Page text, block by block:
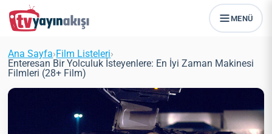
MENÜ
Ana Sayfa›Film Listeleri›
Enteresan Bir Yolculuk İsteyenlere: En İyi Zaman Makinesi
Filmleri (28+ Film)